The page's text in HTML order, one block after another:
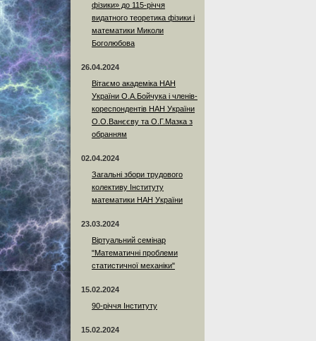
фізики» до 115-річчя
видатного теоретика фізики і
математики Миколи
Боголюбова
26.04.2024
Вітаємо академіка НАН
України О.А.Бойчука і членів-
кореспондентів НАН України
О.О.Ванєєву та О.Г.Мазка з
обранням
02.04.2024
Загальні збори трудового
колективу Інституту
математики НАН України
23.03.2024
Віртуальний семінар
"Математичні проблеми
статистичної механіки"
15.02.2024
90-річчя Інституту
15.02.2024